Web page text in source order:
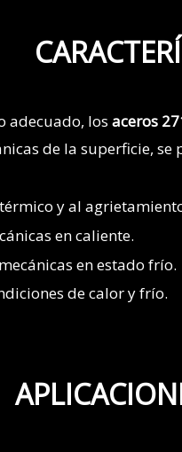
adecuado, los aceros
de la superficie, se
y al
en caliente.
en estado frío.
de calor y frío.